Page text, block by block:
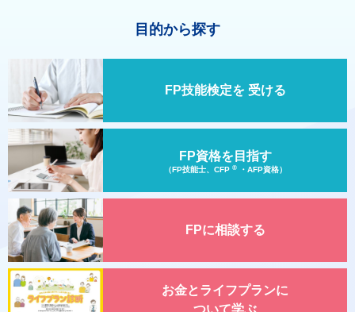
目的から探す
FP技能検定を 受ける
FP資格を目指す
（FP技能士、CFP ®・AFP資格）
FPに相談する
お金とライフプランに
ついて学ぶ